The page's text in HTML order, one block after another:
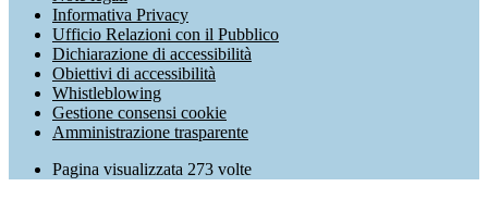
Informativa Privacy
Ufficio Relazioni con il Pubblico
Dichiarazione di accessibilità
Obiettivi di accessibilità
Whistleblowing
Gestione consensi cookie
Amministrazione trasparente
Pagina visualizzata 273 volte